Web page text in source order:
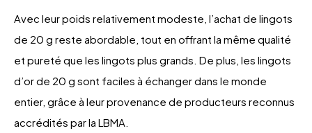
Avec leur poids relativement modeste, l’achat de lingots
de 20 g reste abordable, tout en offrant la même qualité
et pureté que les lingots plus grands. De plus, les lingots
d’or de 20 g sont faciles à échanger dans le monde
entier, grâce à leur provenance de producteurs reconnus
accrédités par la LBMA.